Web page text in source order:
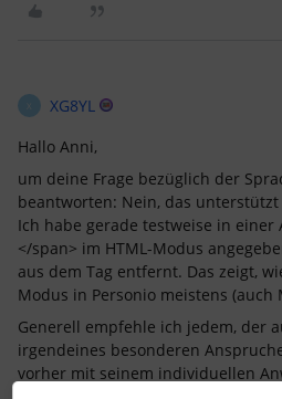
XG8YL
Hallo Anni,
um deine Frage bezüglich der
beantworten: Nein, das
Ich habe gerade testweise in einer
</span> im HTML-Modus
aus dem Tag entfernt. Das zeigt,
Modus in Personio meistens (auch
Generell empfehle ich jedem, der
irgendeines besonderen
vorher mit seinem individuellen